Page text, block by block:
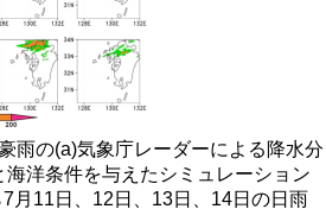
雨の(a)気象庁レーダーによる降水分
洋条件を与えたシミュレーション
月11日、12日、13日、14日の日雨